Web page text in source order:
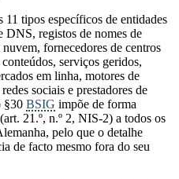
11 tipos específicos de entidades
DNS, registos de nomes de
fornecedores de centros
serviços geridos,
em linha, motores de
sociais e prestadores de
§30 BSIG impõe de forma
21.º, n.º 2, NIS-2) a todos os
pelo que o detalhe
de facto mesmo fora do seu